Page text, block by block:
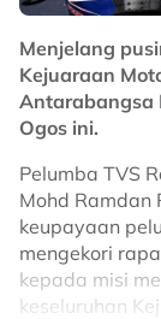
Related
#E-Sukan
Menjelang
Kejuaraan
Antarabangsa
Ogos ini.
Pelumba TVS
Mohd Ramdan
keupayaan
mengekori
kepada misi
keseluruhan